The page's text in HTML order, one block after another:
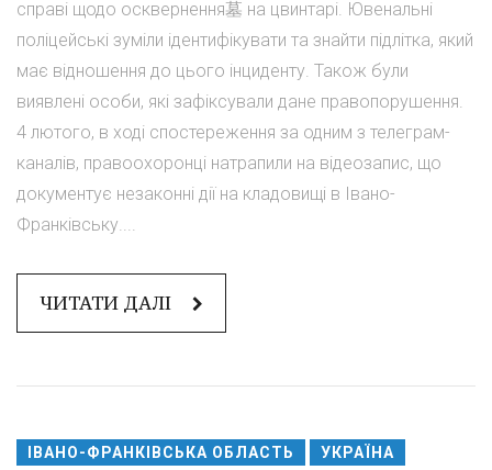
справі щодо осквернення墓 на цвинтарі. Ювенальні
поліцейські зуміли ідентифікувати та знайти підлітка, який
має відношення до цього інциденту. Також були
виявлені особи, які зафіксували дане правопорушення.
4 лютого, в ході спостереження за одним з телеграм-
каналів, правоохоронці натрапили на відеозапис, що
документує незаконні дії на кладовищі в Івано-
Франківську....
ЧИТАТИ ДАЛІ
ІВАНО-ФРАНКІВСЬКА ОБЛАСТЬ УКРАЇНА